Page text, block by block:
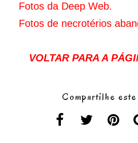
Fotos da Deep Web.
Fotos de necrotérios
VOLTAR PARA A
Compartilhe